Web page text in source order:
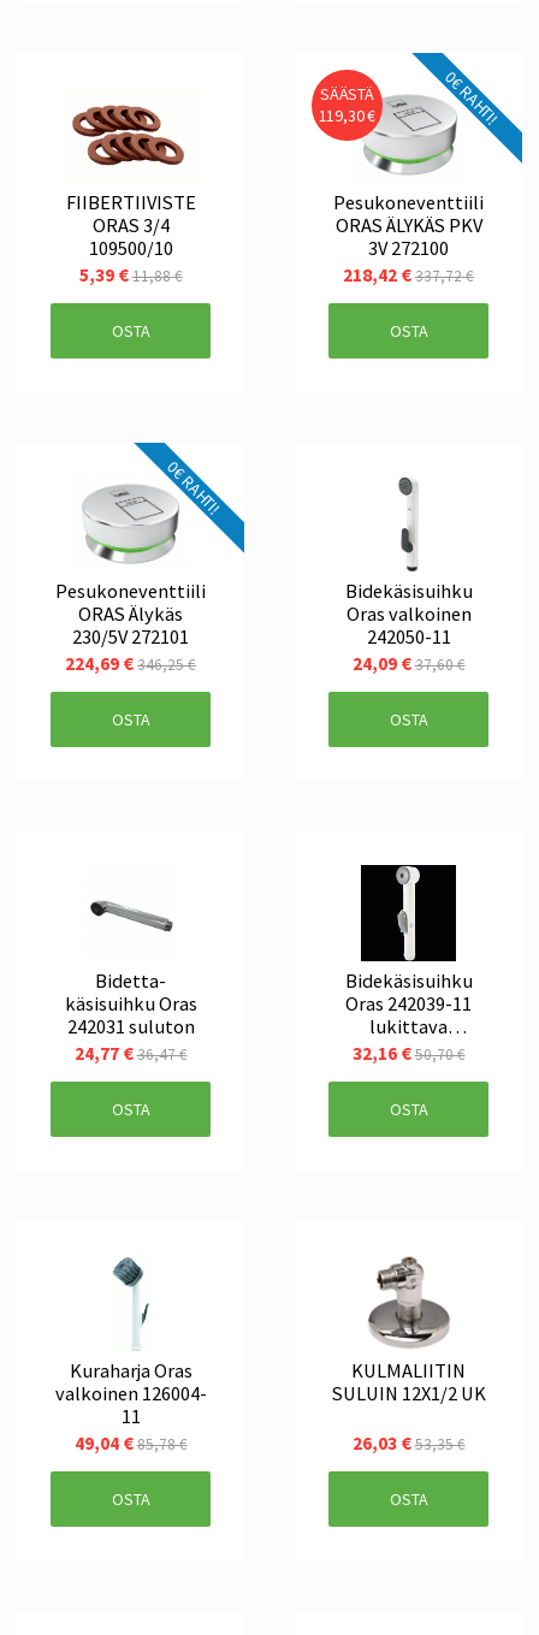
FIIBERTIIVISTE
ORAS 3/4
109500/10
5,39 €11,88 €
OSTA
SÄÄSTÄ
119,30 €
0€ RAHTI!
Pesukoneventtiili
ORAS ÄLYKÄS PKV
3V 272100
218,42 €337,72 €
OSTA
0€ RAHTI!
Pesukoneventtiili
ORAS Älykäs
230/5V 272101
224,69 €346,25 €
OSTA
Bidekäsisuihku
Oras valkoinen
242050-11
24,09 €37,60 €
OSTA
Bidetta-
käsisuihku Oras
242031 suluton
24,77 €36,47 €
OSTA
Bidekäsisuihku
Oras 242039-11
lukittava
valkoinen
32,16 €50,70 €
OSTA
Kuraharja Oras
valkoinen 126004-
11
49,04 €85,78 €
OSTA
KULMALIITIN
SULUIN 12X1/2 UK
26,03 €53,35 €
OSTA